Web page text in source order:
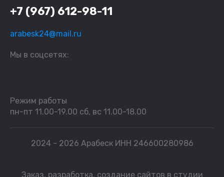
+7 (967) 612-98-11
arabesk24@mail.ru
Мы в соцсетях:
Режим работы
пн-пт 11.00-19.00 сб, вс 11.00-18.00
2024 - 2026 Арабеск ИНН 246600280986
Заказ, разработка, создание сайтов в студии